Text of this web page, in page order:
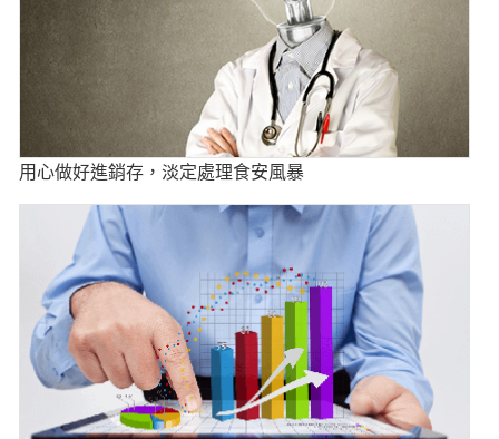
用心做好進銷存，淡定處理食安風暴